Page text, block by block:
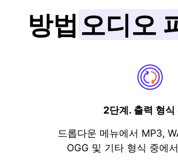
방법오디오
2단계. 출력 형식
드롭다운 메뉴에서 MP3,
OGG 및 기타 형식 중에